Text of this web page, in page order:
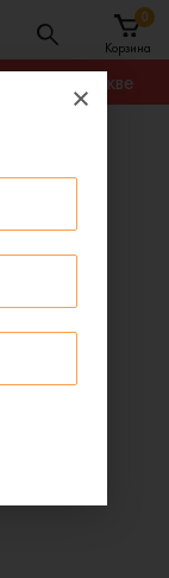
Корзина
0
в Москве